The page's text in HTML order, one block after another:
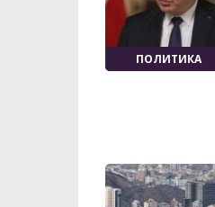
ПОЛИТИКА